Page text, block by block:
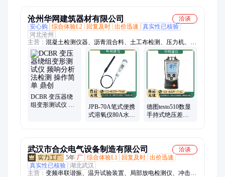
沧州华网建筑器材有限公司
洽谈
安心购
综合体验L2 回复及时 出价迅速
真实性已核验
河北沧州
主营： 混凝土检测仪器、沥青混合料、土工布检测、压力机、电
工套管、水泥砂浆检测、万能试验机、塑料管材、防水卷材、无
损检测仪器
DCBR 变压器绕
组变形测试仪 频
JPB-70A笔式便携
式溶氧仪80A水产
德图testo510数显
手持式绝压差表
武汉市合众电气设备制造有限公司
洽谈
5年 厂 综合体验L1 回复及时 出价迅速
真实性已核验 湖北武汉
主营： 变频串联谐振、温升试验装置、局部放电检测仪、冲击电